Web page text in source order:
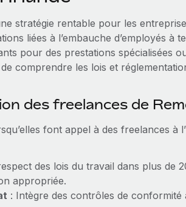
stratégie rentable pour les
liées à l’embauche d’employés à
pour des prestations spécialisées
comprendre les lois et
des freelances de
font appel à des freelances à
des lois du travail dans plus de
appropriée.
: Intègre des contrôles de conformité